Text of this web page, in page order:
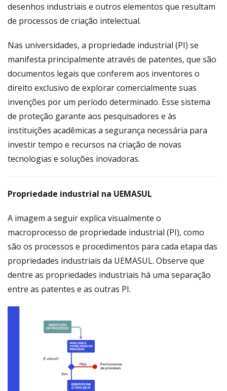
desenhos industriais e outros elementos que resultam
de processos de criação intelectual.
Nas universidades, a propriedade industrial (PI) se
manifesta principalmente através de patentes, que são
documentos legais que conferem aos inventores o
direito exclusivo de explorar comercialmente suas
invenções por um período determinado. Esse sistema
de proteção garante aos pesquisadores e às
instituições acadêmicas a segurança necessária para
investir tempo e recursos na criação de novas
tecnologias e soluções inovadoras.
Propriedade industrial na UEMASUL
A imagem a seguir explica visualmente o
macroprocesso de propriedade industrial (PI), como
são os processos e procedimentos para cada etapa das
propriedades industriais da UEMASUL. Observe que
dentre as propriedades industriais há uma separação
entre as patentes e as outras PI.